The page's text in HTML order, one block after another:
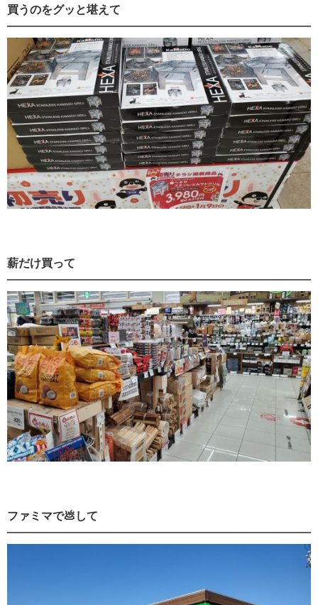
買うのをグッと堪えて
薪だけ買って
ファミマで💩して